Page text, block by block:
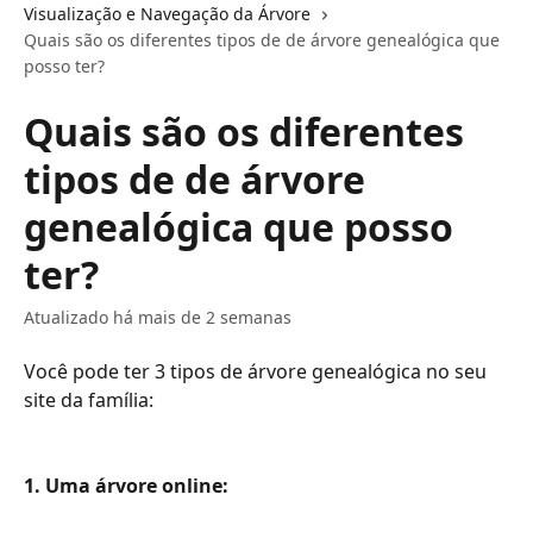
Visualização e Navegação da Árvore
Quais são os diferentes tipos de de árvore genealógica que
posso ter?
Quais são os diferentes
tipos de de árvore
genealógica que posso
ter?
Atualizado há mais de 2 semanas
Você pode ter 3 tipos de árvore genealógica no seu
site da família:
1. Uma árvore online: